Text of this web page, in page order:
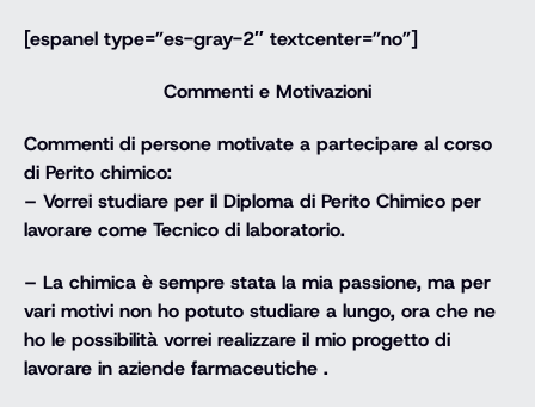
[espanel type=”es-gray-2″ textcenter=”no”]
Commenti e Motivazioni
Commenti di persone motivate a partecipare al corso
di Perito chimico:
– Vorrei studiare per il Diploma di Perito Chimico per
lavorare come Tecnico di laboratorio.
– La chimica è sempre stata la mia passione, ma per
vari motivi non ho potuto studiare a lungo, ora che ne
ho le possibilità vorrei realizzare il mio progetto di
lavorare in aziende farmaceutiche .